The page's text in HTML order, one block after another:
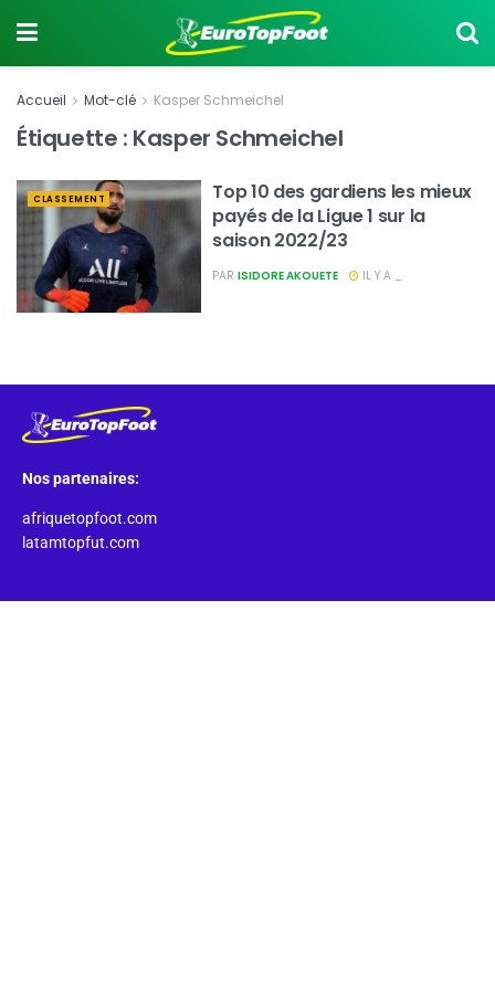
Accueil Mot-clé Kasper Schmeichel
Étiquette : Kasper Schmeichel
CLASSEMENT
Top 10 des gardiens les mieux
payés de la Ligue 1 sur la
saison 2022/23
PAR ISIDORE AKOUETE IL Y A _
Nos partenaires:
afriquetopfoot.com
latamtopfut.com